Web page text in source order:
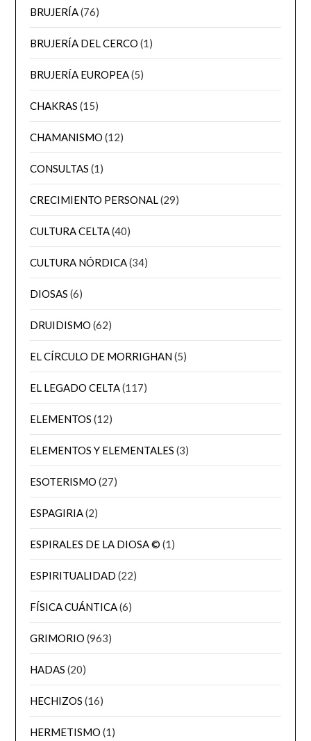
BRUJERÍA(76)
BRUJERÍA DEL CERCO (1)
BRUJERÍA EUROPEA(5)
CHAKRAS (15)
CHAMANISMO (12)
CONSULTAS (1)
CRECIMIENTO PERSONAL(29)
CULTURA CELTA(40)
CULTURA NÓRDICA(34)
DIOSAS (6)
DRUIDISMO (62)
EL CÍRCULO DE MORRIGHAN(5)
EL LEGADO CELTA(117)
ELEMENTOS (12)
ELEMENTOS Y ELEMENTALES (3)
ESOTERISMO (27)
ESPAGIRIA(2)
ESPIRALES DE LA DIOSA © (1)
ESPIRITUALIDAD (22)
FÍSICA CUÁNTICA(6)
GRIMORIO (963)
HADAS (20)
HECHIZOS (16)
HERMETISMO (1)